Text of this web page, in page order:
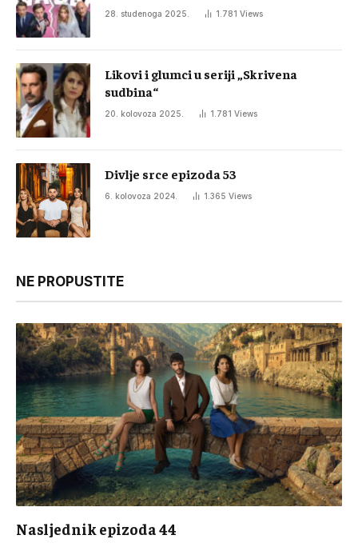
28. studenoga 2025. 1.781 Views
Likovi i glumci u seriji „Skrivena
sudbina“
20. kolovoza 2025. 1.781 Views
Divlje srce epizoda 53
6. kolovoza 2024. 1.365 Views
NE PROPUSTITE
Nasljednik epizoda 44